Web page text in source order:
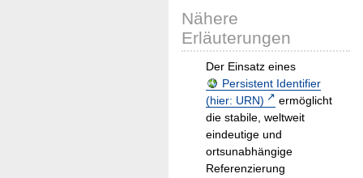
Nähere
Erläuterungen
Der Einsatz eines
Persistent Identifier
(hier: URN)
ermöglicht
die stabile, weltweit
eindeutige und
ortsunabhängige
Referenzierung